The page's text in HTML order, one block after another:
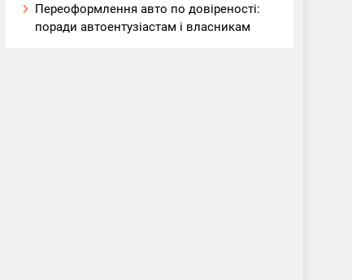
Переоформлення авто по довіреності:
поради автоентузіастам і власникам